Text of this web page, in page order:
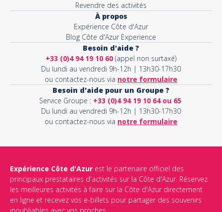
Revendre des activités
À propos
Expérience Côte d'Azur
Blog Côte d'Azur Experience
Besoin d'aide ?
+33 (0)4 94 19 10 60 (appel non surtaxé)
Du lundi au vendredi 9h-12h | 13h30-17h30
ou contactez-nous via notre formulaire
Besoin d'aide pour un Groupe ?
Service Groupe : +33 (0)4 94 19 10 64 ou 65
Du lundi au vendredi 9h-12h | 13h30-17h30
ou contactez-nous via notre formulaire
Expérience Côte d'Azur est le partenaire officiel des
principaux prestataires d'activités sur la Côte d'Azur. Réservez
les meilleures activités à faire sur la Côte d'Azur directement
en ligne et recevez vos e-billets pour partager des souvenirs